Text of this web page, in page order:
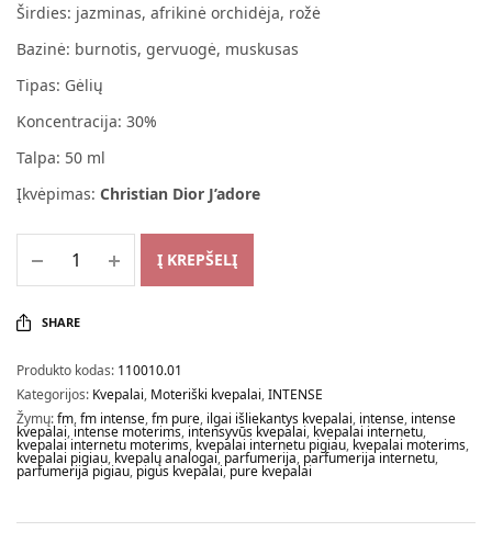
Širdies: jazminas, afrikinė orchidėja, rožė
Bazinė: burnotis, gervuogė, muskusas
Tipas: Gėlių
Koncentracija: 30%
Talpa: 50 ml
Įkvėpimas:Christian Dior J’adore
Į KREPŠELĮ
SHARE
Produkto kodas: 110010.01
Kategorijos: Kvepalai, Moteriški kvepalai,INTENSE
Žymų:fm,fm intense,fm pure, ilgai išliekantys kvepalai, intense, intense
kvepalai,intense moterims, intensyvūs kvepalai, kvepalai internetu,
kvepalai internetu moterims, kvepalai internetu pigiau, kvepalai moterims,
kvepalai pigiau, kvepalų analogai, parfumerija, parfumerija internetu,
parfumerija pigiau,pigus kvepalai, pure kvepalai